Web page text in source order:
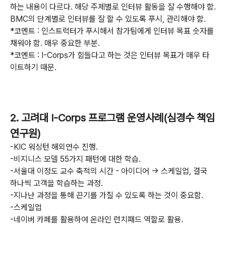
하는 내용이 다르다. 해당 주제별로 인터뷰 활동을 잘 수행해야 함.
BMC의 단계별로 인터뷰를 잘 할 수 있도록 푸시, 관리해야 함.
*코멘트 : 인스트럭터가 푸시해서 참가팀에게 인터뷰 목표 숫자를
채워야 함. 매우 중요한 부분.
*코멘트 : I-Corps가 힘들다고 하는 것은 인터뷰 목표가 매우 타
이트하기 때문.
2. 고려대 I-Corps 프로그램 운영사례(심경수 책임
연구원)
-KIC 워싱턴 해외연수 진행.
-비지니스 모델 55가지 패턴에 대한 학습.
-서울대 이정도 교수 축적의 시간 - 아이디어 -> 스케일업, 결국
하나씩 고객을 학습하는 과정.
-지나난 과정을 통해 끈기를 가질 수 있도록 하는 것이 중요함.
-스케일업
-네이버 카페를 활용하여 온라인 런치패드 역할로 활용.